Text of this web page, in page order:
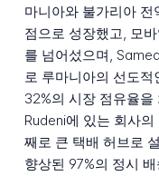
마니아와 불가리아
점으로 성장했고, 모
를 넘어섰으며,
로 루마니아의 선도
32%의 시장 점유율
Rudeni에 있는 회사
째로 큰 택배 허브로
향상된 97%의 정시